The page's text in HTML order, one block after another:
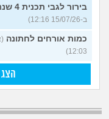
בירור לגבי תכנית 4 שנתית לרפואה
ב-15/07/26 12:16)
כמות אורחים לחתונה
12:03)